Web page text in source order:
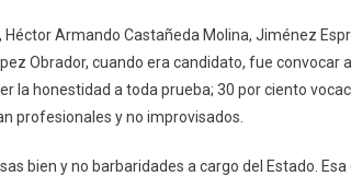
Armando Castañeda Molina, Jiménez
Obrador, cuando era candidato, fue convocar
la honestidad a toda prueba; 30 por ciento
profesionales y no improvisados.
bien y no barbaridades a cargo del Estado. Esa